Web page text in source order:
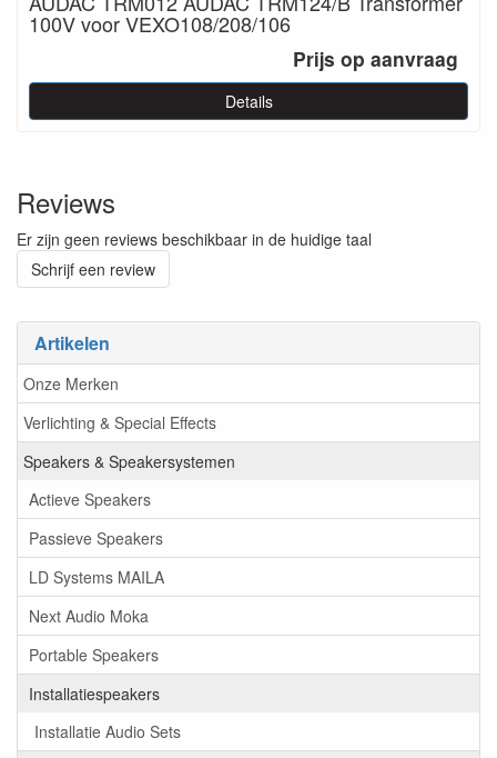
Artikelen
Onze Merken
Verlichting & Special Effects
Speakers & Speakersystemen
Actieve Speakers
Passieve Speakers
LD Systems MAILA
Next Audio Moka
Portable Speakers
Installatiespeakers
Installatie Audio Sets
100V voor VEXO108/208/106
Prijs op aanvraag
Details
Reviews
Er zijn geen reviews beschikbaar in de huidige taal
Schrijf een review